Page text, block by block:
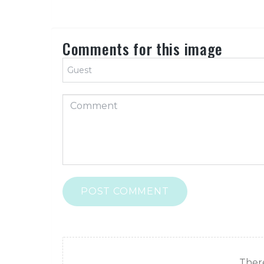
Comments for this image
POST COMMENT